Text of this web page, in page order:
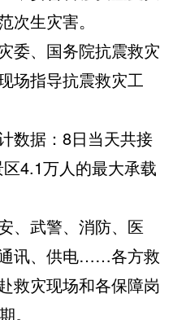
次生灾害。
、国务院抗震救灾
场指导抗震救灾工
据：8日当天共接
4.1万人的最大承载
武警、消防、医
讯、供电……各方救
救灾现场和各保障岗
。